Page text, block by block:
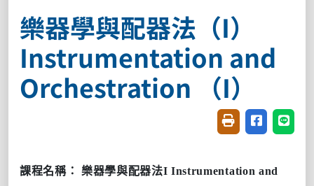
樂器學與配器法（I）
Instrumentation and
Orchestration （I）
友善列印(開新視
分享至臉書
分享
課程名稱：樂器學與配器法I Instrumentation and